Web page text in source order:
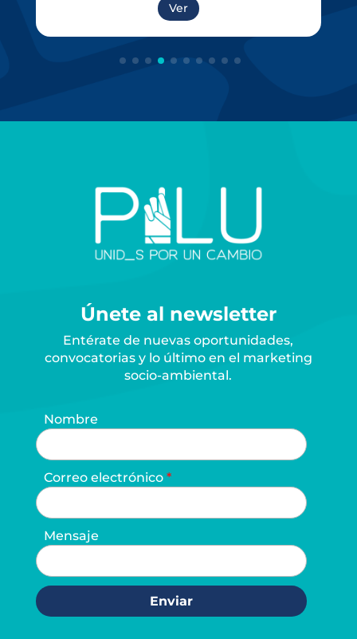
Ver
Únete al newsletter
Entérate de nuevas oportunidades,
convocatorias y lo último en el marketing
socio-ambiental.
Nombre
Correo electrónico
Mensaje
Enviar